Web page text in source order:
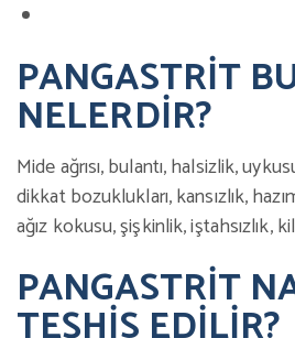
PANGASTRİT
NELERDİR?
Mide ağrısı, bulantı, halsizlik,
dikkat bozuklukları, kansızlık,
ağız kokusu, şişkinlik, iştahsızlık,
PANGASTRİT